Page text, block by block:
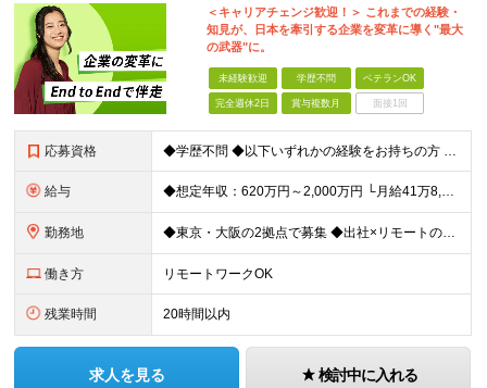
＜キャリアチェンジ歓迎！＞ これまでの経験・
知見が、日本を牽引する企業を変革に導く"最大
の武器"に。
未経験歓迎 学歴不問 ベテランOK
完全週休2日 賞与複数月 面接1回
応募資格 ◆学歴不問 ◆以下いずれかの経験をお持ちの方 ・コンサルティングファームでの実務経験 ・SEとしての実務経験（要件定義などの上流工程を想定） ・事業会社でのプロジェクトの推進経験 └経営企画、事業企画
給与 ◆想定年収：620万円～2,000万円 └月給41万8,000円〜160万8,400円＋賞与 ※月給には、固定残業代（12万1,700円〜24万2,700円／1ヶ月あたり50時間分）を含みます 固
勤務地 ◆東京・大阪の2拠点で募集 ◆出社×リモートのハイブリッドワークOK 【東京｜二重橋オフィス】 東京都千代田区丸の内3-2-3 丸の内二重橋ビルディング 【大阪オフィス】 大阪府大阪市中央区今橋4
働き方 リモートワークOK
残業時間 20時間以内
求人を見る 検討中に入れる